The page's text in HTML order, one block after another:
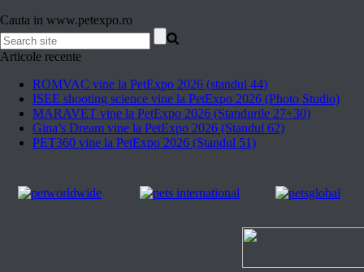
Cauta in www.petexpo.ro
Articole recente
ROMVAC vine la PetExpo 2026 (standul 44)
ISEE shooting science vine la PetExpo 2026 (Photo Studio)
MARAVET vine la PetExpo 2026 (Standurile 27+30)
Gina’s Dream vine la PetExpo 2026 (Standul 62)
PET360 vine la PetExpo 2026 (Standul 51)